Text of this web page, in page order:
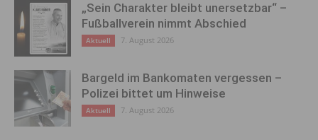
„Sein Charakter bleibt unersetzbar“ –
Fußballverein nimmt Abschied
Aktuell 7. August 2026
Bargeld im Bankomaten vergessen –
Polizei bittet um Hinweise
Aktuell 7. August 2026